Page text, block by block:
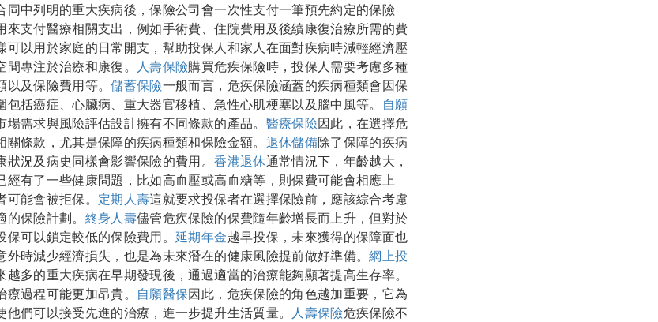
同中列明的重大疾病後，保險公司會一次性支付一筆預先約定的保險
來支付醫療相關支出，例如手術費、住院費用及後續康復治療所需的費
可以用於家庭的日常開支，幫助投保人和家人在面對疾病時減輕經濟壓
專注於治療和康復。
人壽保險購買危疾保險時，投保人需要考慮多種
以及保險費用等。儲蓄保險一般而言，危疾保險涵蓋的疾病種類會因保
括癌症、心臟病、重大器官移植、急性心肌梗塞以及腦中風等。
自願
需求與風險評估設計擁有不同條款的產品。 醫療保險因此，在選擇危
條款，尤其是保障的疾病種類和保險金額。 退休儲備除了保障的疾病
狀況及病史同樣會影響保險的費用。香港退休通常情況下，年齡越大，
經有了一些健康問題，比如高血壓或高血糖等，則保費可能會相應上
能會被拒保。 定期人壽這就要求投保者在選擇保險前，應該綜合考慮
保險計劃。 終身人壽儘管危疾保險的保費隨年齡增長而上升，但對於
保可以鎖定較低的保險費用。延期年金越早投保，未來獲得的保障面也
外時減少經濟損失，也是為未來潛在的健康風險提前做好準備。網上投
多的重大疾病在早期發現後，通過適當的治療能夠顯著提高生存率。
過程可能更加昂貴。 自願醫保因此，危疾保險的角色越加重要，它為
們可以接受先進的治療，進一步提升生活質量。
人壽保險危疾保險不